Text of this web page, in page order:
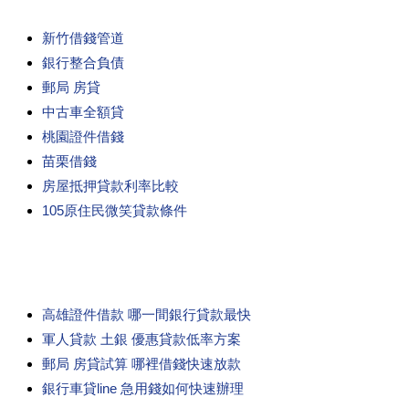
新竹借錢管道
銀行整合負債
郵局 房貸
中古車全額貸
桃園證件借錢
苗栗借錢
房屋抵押貸款利率比較
105原住民微笑貸款條件
高雄證件借款 哪一間銀行貸款最快
軍人貸款 土銀 優惠貸款低率方案
郵局 房貸試算 哪裡借錢快速放款
銀行車貸line 急用錢如何快速辦理